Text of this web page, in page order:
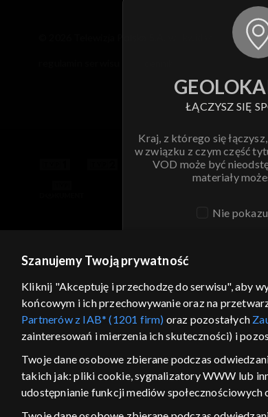
ŁĄCZYSZ SIĘ
Kraj, z którego się
w związku z czym część
VOD może być
materiały
Nie
ANULUJ
Szanujemy Twoją prywatność
Kliknij "Akceptuję i przechodzę do serwisu", aby
końcowym i ich przechowywanie oraz na
Partnerów z IAB* (1201 firm) oraz pozostałych
zainteresowań i mierzenia ich skuteczności) i
Twoje dane osobowe zbierane podczas
takich jak: pliki cookie, sygnalizatory WWW lub
udostępnianie funkcji mediów społecznościowych